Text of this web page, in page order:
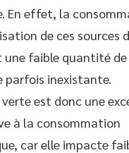
En effet, la
de ces sources
faible quantité de
parfois inexistante.
verte est donc une
à la consommation
car elle impacte